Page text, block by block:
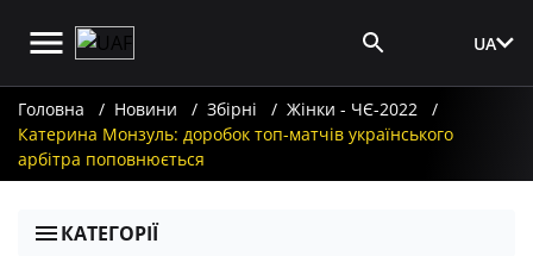
UA
Головна Новини Збірні
Жінки - ЧЄ-2022
Катерина Монзуль: доробок топ-матчів українського
арбітра поповнюється
КАТЕГОРІЇ